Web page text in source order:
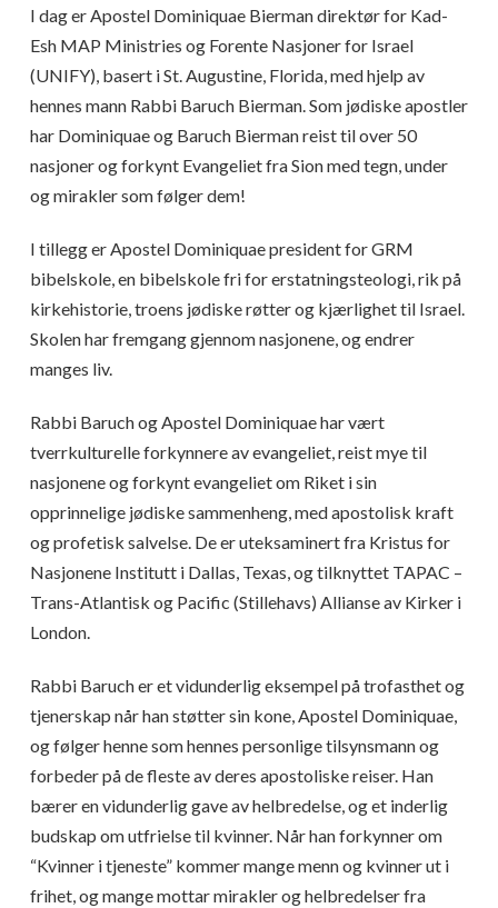
I dag er Apostel Dominiquae Bierman direktør for Kad-
Esh MAP Ministries og Forente Nasjoner for Israel
(UNIFY), basert i St. Augustine, Florida, med hjelp av
hennes mann Rabbi Baruch Bierman. Som jødiske apostler
har Dominiquae og Baruch Bierman reist til over 50
nasjoner og forkynt Evangeliet fra Sion med tegn, under
og mirakler som følger dem!
I tillegg er Apostel Dominiquae president for GRM
bibelskole, en bibelskole fri for erstatningsteologi, rik på
kirkehistorie, troens jødiske røtter og kjærlighet til Israel.
Skolen har fremgang gjennom nasjonene, og endrer
manges liv.
Rabbi Baruch og Apostel Dominiquae har vært
tverrkulturelle forkynnere av evangeliet, reist mye til
nasjonene og forkynt evangeliet om Riket i sin
opprinnelige jødiske sammenheng, med apostolisk kraft
og profetisk salvelse. De er uteksaminert fra Kristus for
Nasjonene Institutt i Dallas, Texas, og tilknyttet TAPAC –
Trans-Atlantisk og Pacific (Stillehavs) Allianse av Kirker i
London.
Rabbi Baruch er et vidunderlig eksempel på trofasthet og
tjenerskap når han støtter sin kone, Apostel Dominiquae,
og følger henne som hennes personlige tilsynsmann og
forbeder på de fleste av deres apostoliske reiser. Han
bærer en vidunderlig gave av helbredelse, og et inderlig
budskap om utfrielse til kvinner. Når han forkynner om
“Kvinner i tjeneste” kommer mange menn og kvinner ut i
frihet, og mange mottar mirakler og helbredelser fra